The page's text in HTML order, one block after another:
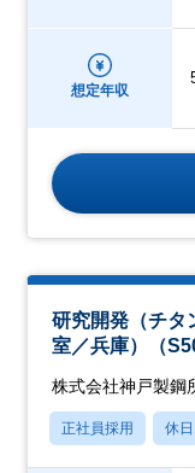
想定年収
研究開発（チタ
室／兵庫）（
株式会社神戸製鋼
正社員採用 休